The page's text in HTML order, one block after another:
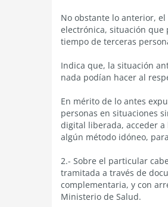
No obstante lo anterior,
electrónica, situación que
tiempo de terceras
Indica que, la situación
nada podían hacer al
En mérito de lo antes
personas en situaciones
digital liberada, acceder
algún método idóneo,
2.- Sobre el particular
tramitada a través de
complementaria, y con
Ministerio de Salud.